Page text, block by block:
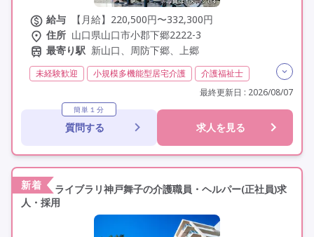
給与
【月給】220,500円〜332,300円
住所 山口県山口市小郡下郷2222-3
最寄り駅 新山口、周防下郷、上郷
未経験歓迎 小規模多機能型居宅介護
介護福祉士
初任者研修(ヘルパー2級)
残業月20時間以内 残業ほぼなし
常勤
社会保険完備
交通費支給
託児所・保育支援あり
学歴不問
定年60歳以上
車通勤可
最終更新日 : 2026/08/07
簡単１分
質問する 求人を見る
新着
ライブラリ神戸舞子の介護職員・ヘルパー(正社員)求
人・採用